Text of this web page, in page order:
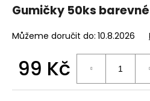
Gumičky 50ks barevné
Můžeme doručit do: 10.8.2026
99 Kč
a
j
?